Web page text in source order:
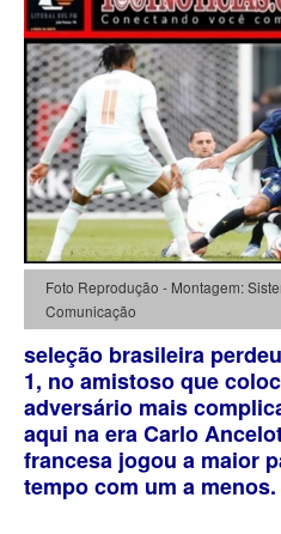
Foto Reprodução - Montagem:
Comunicação
seleção brasileira
1, no amistoso que
adversário mais
aqui na era Carlo
francesa jogou a maior
tempo com um a menos.